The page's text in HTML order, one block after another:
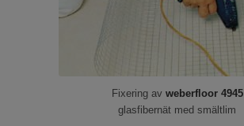
Fixering av weberfloor4945
glasfibernät med smältlim